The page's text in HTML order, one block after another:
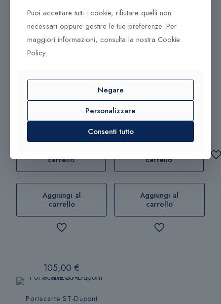
Penna Sfera ST Dupont
carrello
Aggiungi al
carrello
Portafoglio 6 cc ST-
Dupont 180002
carrello
Aggiungi al
carrello
105,00€
Portacarte ST-Dupont
Puoi accettare tutti i cookie, rifiutare quelli non
necessari oppure gestire le tue preferenze. Per
maggiori informazioni, consulta la nostra Cookie
Policy.
Negare
Personalizzare
Consenti tutto